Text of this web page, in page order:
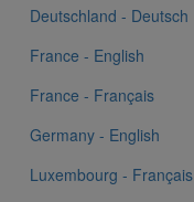
Deutschland - Deutsch
France - English
France - Français
Germany - English
Luxembourg - Français